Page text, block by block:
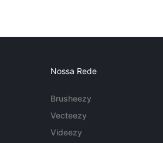
Nossa Rede
Brusheezy
Vecteezy
Videezy